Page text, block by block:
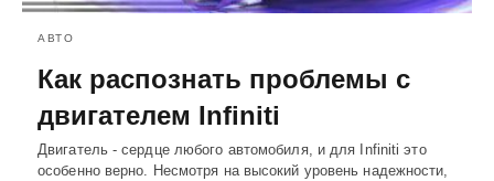
АВТО
Как распознать проблемы с
двигателем Infiniti
Двигатель - сердце любого автомобиля, и для Infiniti это
особенно верно. Несмотря на высокий уровень надежности,